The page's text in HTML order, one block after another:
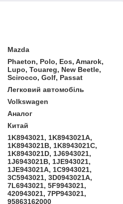
Mazda
Phaeton, Polo, Eos, Amarok,
Lupo, Touareg, New Beetle,
Scirocco, Golf, Passat
Легковий автомобіль
Volkswagen
Аналог
Китай
1K8943021, 1K8943021A,
1K8943021B, 1K8943021C,
1K8943021D, 1J6943021,
1J6943021B, 1JE943021,
1JE943021A, 1C9943021,
3C5943021, 3D0943021A,
7L6943021, 5F9943021,
420943021, 7PP943021,
95863162000